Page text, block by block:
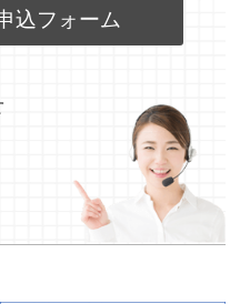
込フォーム